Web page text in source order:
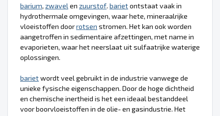
barium, zwavel en zuurstof. barietontstaat vaak in
hydrothermale omgevingen, waar hete, mineraalrijke
vloeistoffen doorrotsen stromen. Het kan ook worden
aangetroffen in sedimentaire afzettingen, met name in
evaporieten, waar het neerslaat uit sulfaatrijke waterige
oplossingen.
barietwordt veel gebruikt in de industrie vanwege de
unieke fysische eigenschappen. Door de hoge dichtheid
en chemische inertheid is het een ideaal bestanddeel
voor boorvloeistoffen in de olie- en gasindustrie. Het